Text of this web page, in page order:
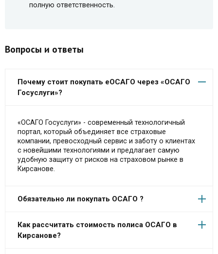
полную ответственность.
Вопросы и ответы
Почему стоит покупать еОСАГО через «ОСАГО
Госуслуги»?
«ОСАГО Госуслуги» - современный технологичный
портал, который объединяет все страховые
компании, превосходный сервис и заботу о клиентах
с новейшими технологиями и предлагает самую
удобную защиту от рисков на страховом рынке в
Кирсанове.
Обязательно ли покупать ОСАГО ?
Как рассчитать стоимость полиса ОСАГО в
Кирсанове?